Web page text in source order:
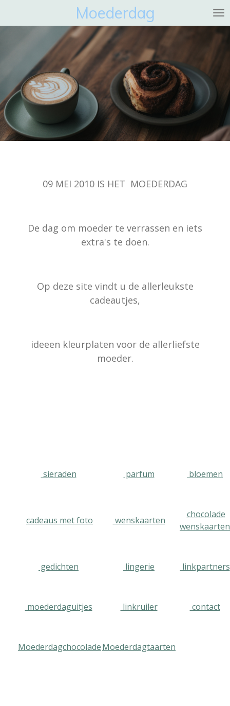
hoofdinhoud
Moederdag
09 MEI 2010 IS HET MOEDERDAG
De dag om moeder te verrassen en iets
extra's te doen.
Op deze site vindt u de allerleukste
cadeautjes,
ideeen kleurplaten voor de allerliefste
moeder.
sieraden parfum bloemen
cadeaus met foto wenskaarten
chocolade
wenskaarten
gedichten lingerie linkpartners
moederdaguitjes linkruiler contact
MoederdagchocoladeMoederdagtaarten